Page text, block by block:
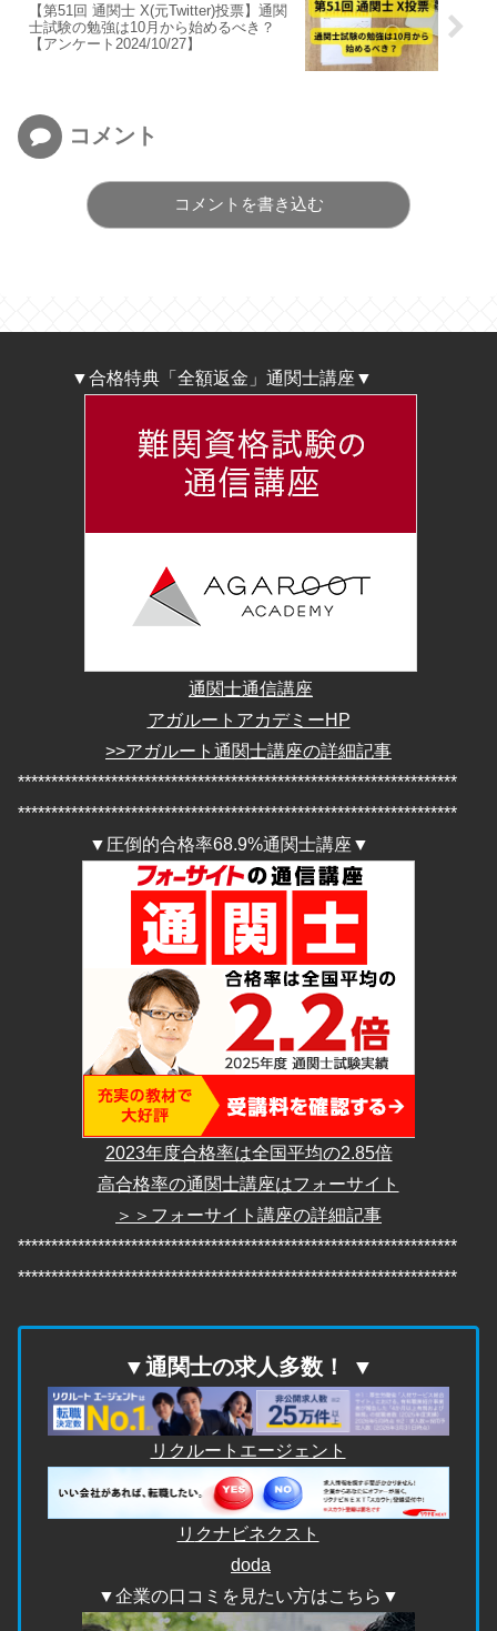
【第51回 通関士 X(元Twitter)投票】通関
士試験の勉強は10月から始めるべき？
【アンケート2024/10/27】
コメント
コメントを書き込む
▼合格特典「全額返金」通関士講座▼
通関士通信講座
アガルートアカデミーHP
>>アガルート通関士講座の詳細記事
******************************************************************
******************************************************************
▼圧倒的合格率68.9%通関士講座▼
2023年度合格率は全国平均の2.85倍
高合格率の通関士講座はフォーサイト
＞＞フォーサイト講座の詳細記事
******************************************************************
******************************************************************
▼通関士の求人多数！ ▼
リクルートエージェント
リ クナビネクスト
doda
▼企業の口コミを見たい方はこちら▼